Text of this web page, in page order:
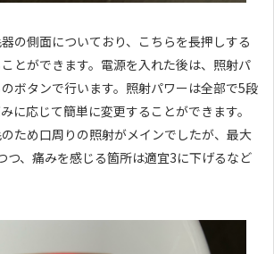
の側面についており、こちらを長押しする
とができます。電源を入れた後は、照射パ
ボタンで行います。照射パワーは全部で5段
に応じて簡単に変更することができます。
ため口周りの照射がメインでしたが、最大
つ、痛みを感じる箇所は適宜3に下げるなど